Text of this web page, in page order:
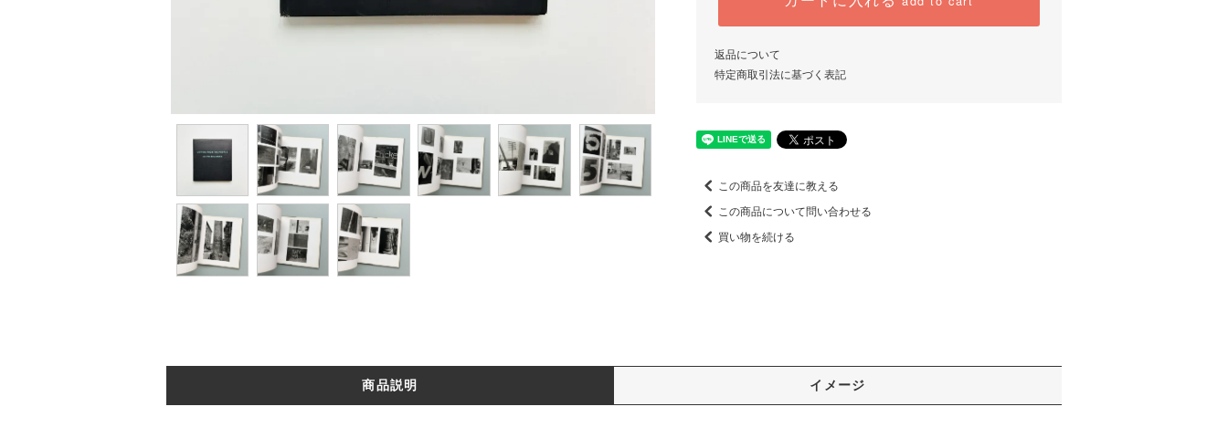
返品について
特定商取引法に基づく表記
この商品を友達に教える
この商品について問い合わせる
買い物を続ける
商品説明 イメージ